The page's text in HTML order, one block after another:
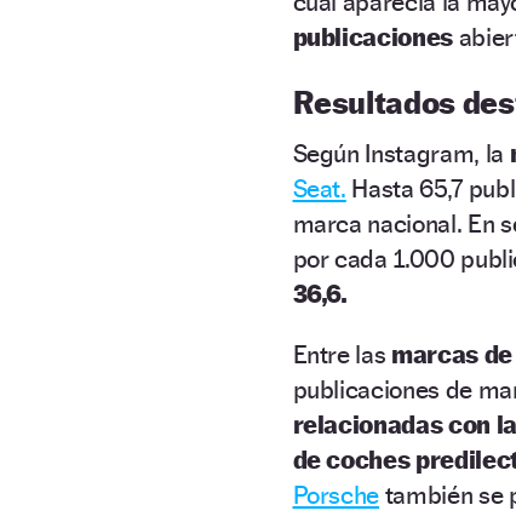
publicaciones
Resultados
Según Instagram, la
Seat. Hasta 65,7
marca nacional. En
por cada 1.000
36,6.
Entre las marcas
publicaciones de
relacionadas con
de coches
Porsche también se